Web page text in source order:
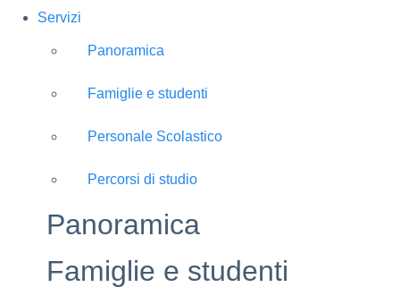
Servizi
Panoramica
Famiglie e studenti
Personale Scolastico
Percorsi di studio
Panoramica
Famiglie e studenti